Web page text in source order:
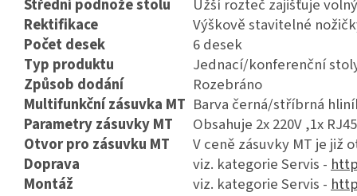
Střední podnože stolu
Užší rozteč zajišťuje
Rektifikace
Výškově stavitelné
Počet desek
6 desek
Typ produktu
Jednací/konferenční
Způsob dodání
Rozebráno
Multifunkční zásuvka MT Barva černá/stříbrná
Parametry zásuvky MT
Obsahuje 2x 220V ,1x
Otvor pro zásuvku MT
V ceně zásuvky MT je již
Doprava
viz. kategorie Servis -
Montáž
viz. kategorie Servis -